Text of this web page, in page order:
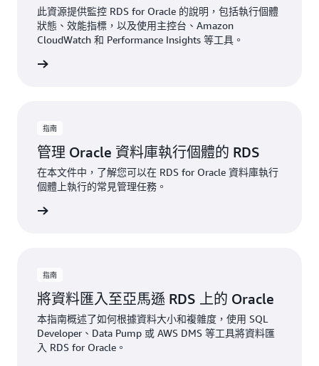
此資源提供監控 RDS for Oracle 的說明，包括執行個體
狀態、效能指標，以及使用主控台、Amazon
CloudWatch 和 Performance Insights 等工具。
指南
管理 Oracle 資料庫執行個體的 RDS
在本文件中，了解您可以在 RDS for Oracle 資料庫執行
個體上執行的常見管理任務。
指南
將資料匯入至亞馬遜 RDS 上的 Oracle
本指南概述了如何根據資料大小和複雜度，使用 SQL
Developer、Data Pump 或 AWS DMS 等工具將資料匯
入 RDS for Oracle。